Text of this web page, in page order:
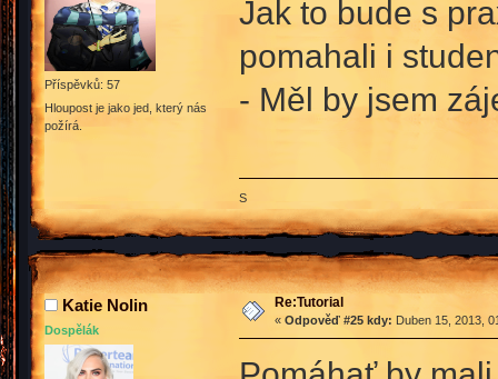
Příspěvků: 57
Hloupost je jako jed, který nás
požírá.
Jak to bude s
pomahali i
- Měl by jsem
S
Katie Nolin
Dospělák
Re:Tutorial
« Odpověď #25 kdy: Duben 15, 2013,